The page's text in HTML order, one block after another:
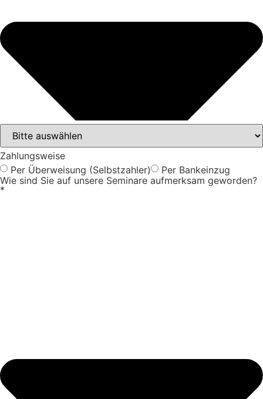
Zahlungsweise
Per Überweisung (Selbstzahler)
Per Bankeinzug
Wie sind Sie auf unsere Seminare aufmerksam geworden?
*